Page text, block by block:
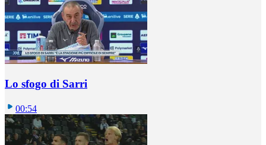
Lo sfogo di Sarri
00:54